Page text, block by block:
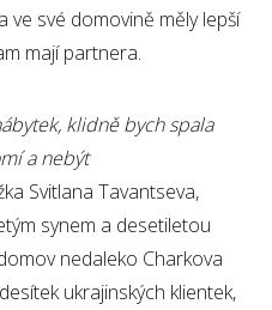
ve své domovině měly lepší
mají partnera.
klidně bych spala
a nebýt
Svitlana Tavantseva,
synem a desetiletou
nedaleko Charkova
ukrajinských klientek,